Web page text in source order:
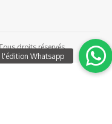
droits réservés